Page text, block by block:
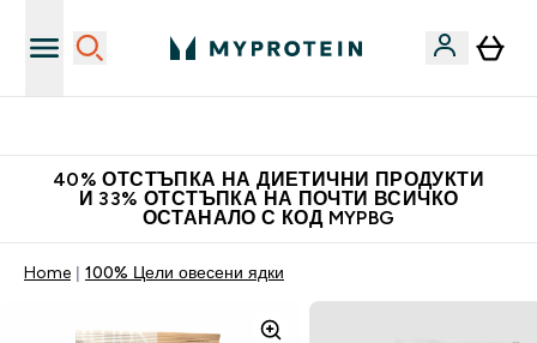
40% ОТСТЪПКА НА ДИЕТИЧНИ ПРОДУКТИ
И 33% ОТСТЪПКА НА ПОЧТИ ВСИЧКО
ОСТАНАЛО С КОД MYPBG
Home 100% Цели овесени ядки